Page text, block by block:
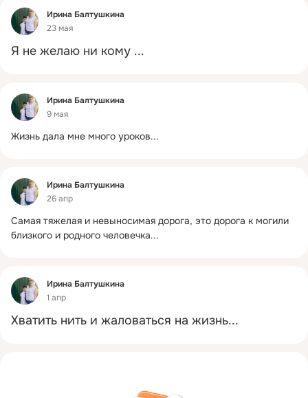
Фид
Ирина Балтушкина
23 мая
Я не желаю ни кому ...
Фид
Ирина Балтушкина
9 мая
Жизнь дала мне много уроков...
Фид
Ирина Балтушкина
26 апр
Самая тяжелая и невыносимая дорога, это дорога к могили
близкого и родного человечка...
Фид
Ирина Балтушкина
1 апр
Хватить нить и жаловаться на жизнь...